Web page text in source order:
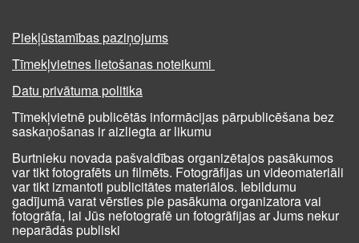
Piekļūstamības paziņojums
Tīmekļvietnes lietošanas noteikumi
Datu privātuma politika
Tīmekļvietnē publicētās informācijas pārpublicēšana bez
saskaņošanas ir aizliegta ar likumu
Burtnieku novada pašvaldības organizētajos pasākumos
var tikt fotografēts un filmēts. Fotogrāfijas un videomateriāli
var tikt izmantoti publicitātes materiālos. Iebildumu
gadījumā varat vērsties pie pasākuma organizatora vai
fotogrāfa, lai Jūs nefotografē un fotogrāfijas ar Jums nekur
neparādās publiski